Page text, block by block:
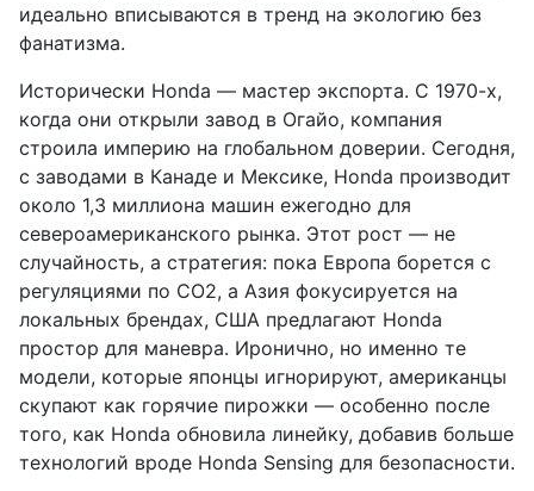
идеально вписываются в тренд на экологию без
фанатизма.
Исторически Honda — мастер экспорта. С 1970-х,
когда они открыли завод в Огайо, компания
строила империю на глобальном доверии. Сегодня,
с заводами в Канаде и Мексике, Honda производит
около 1,3 миллиона машин ежегодно для
североамериканского рынка. Этот рост — не
случайность, а стратегия: пока Европа борется с
регуляциями по CO2, а Азия фокусируется на
локальных брендах, США предлагают Honda
простор для маневра. Иронично, но именно те
модели, которые японцы игнорируют, американцы
скупают как горячие пирожки — особенно после
того, как Honda обновила линейку, добавив больше
технологий вроде Honda Sensing для безопасности.